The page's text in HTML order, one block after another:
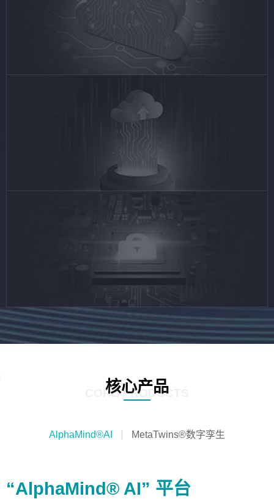
核心产品
CORE PRODUCTS
AlphaMind®AI MetaTwins®数字孪生
“AlphaMind® AI” 平台